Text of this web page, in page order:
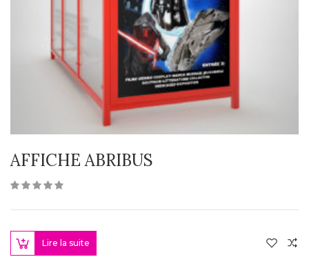
AFFICHE ABRIBUS
Lire la suite